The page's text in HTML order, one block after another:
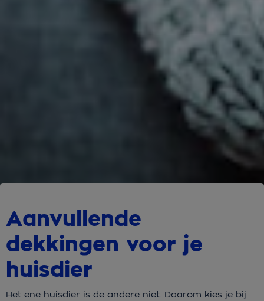
Aanvullende
dekkingen voor je
huisdier
Het ene huisdier is de andere niet. Daarom kies je bij